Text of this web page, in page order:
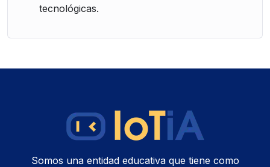
tecnológicas.
Somos una entidad educativa que tiene como